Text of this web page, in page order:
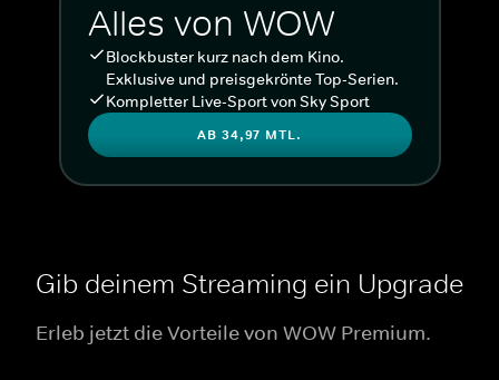
Alles von WOW
Blockbuster kurz nach dem Kino.
Exklusive und preisgekrönte Top-Serien.
Kompletter Live-Sport von Sky Sport
AB 34,97 MTL.
Gib deinem Streaming ein Upgrade
Erleb jetzt die Vorteile von WOW Premium.